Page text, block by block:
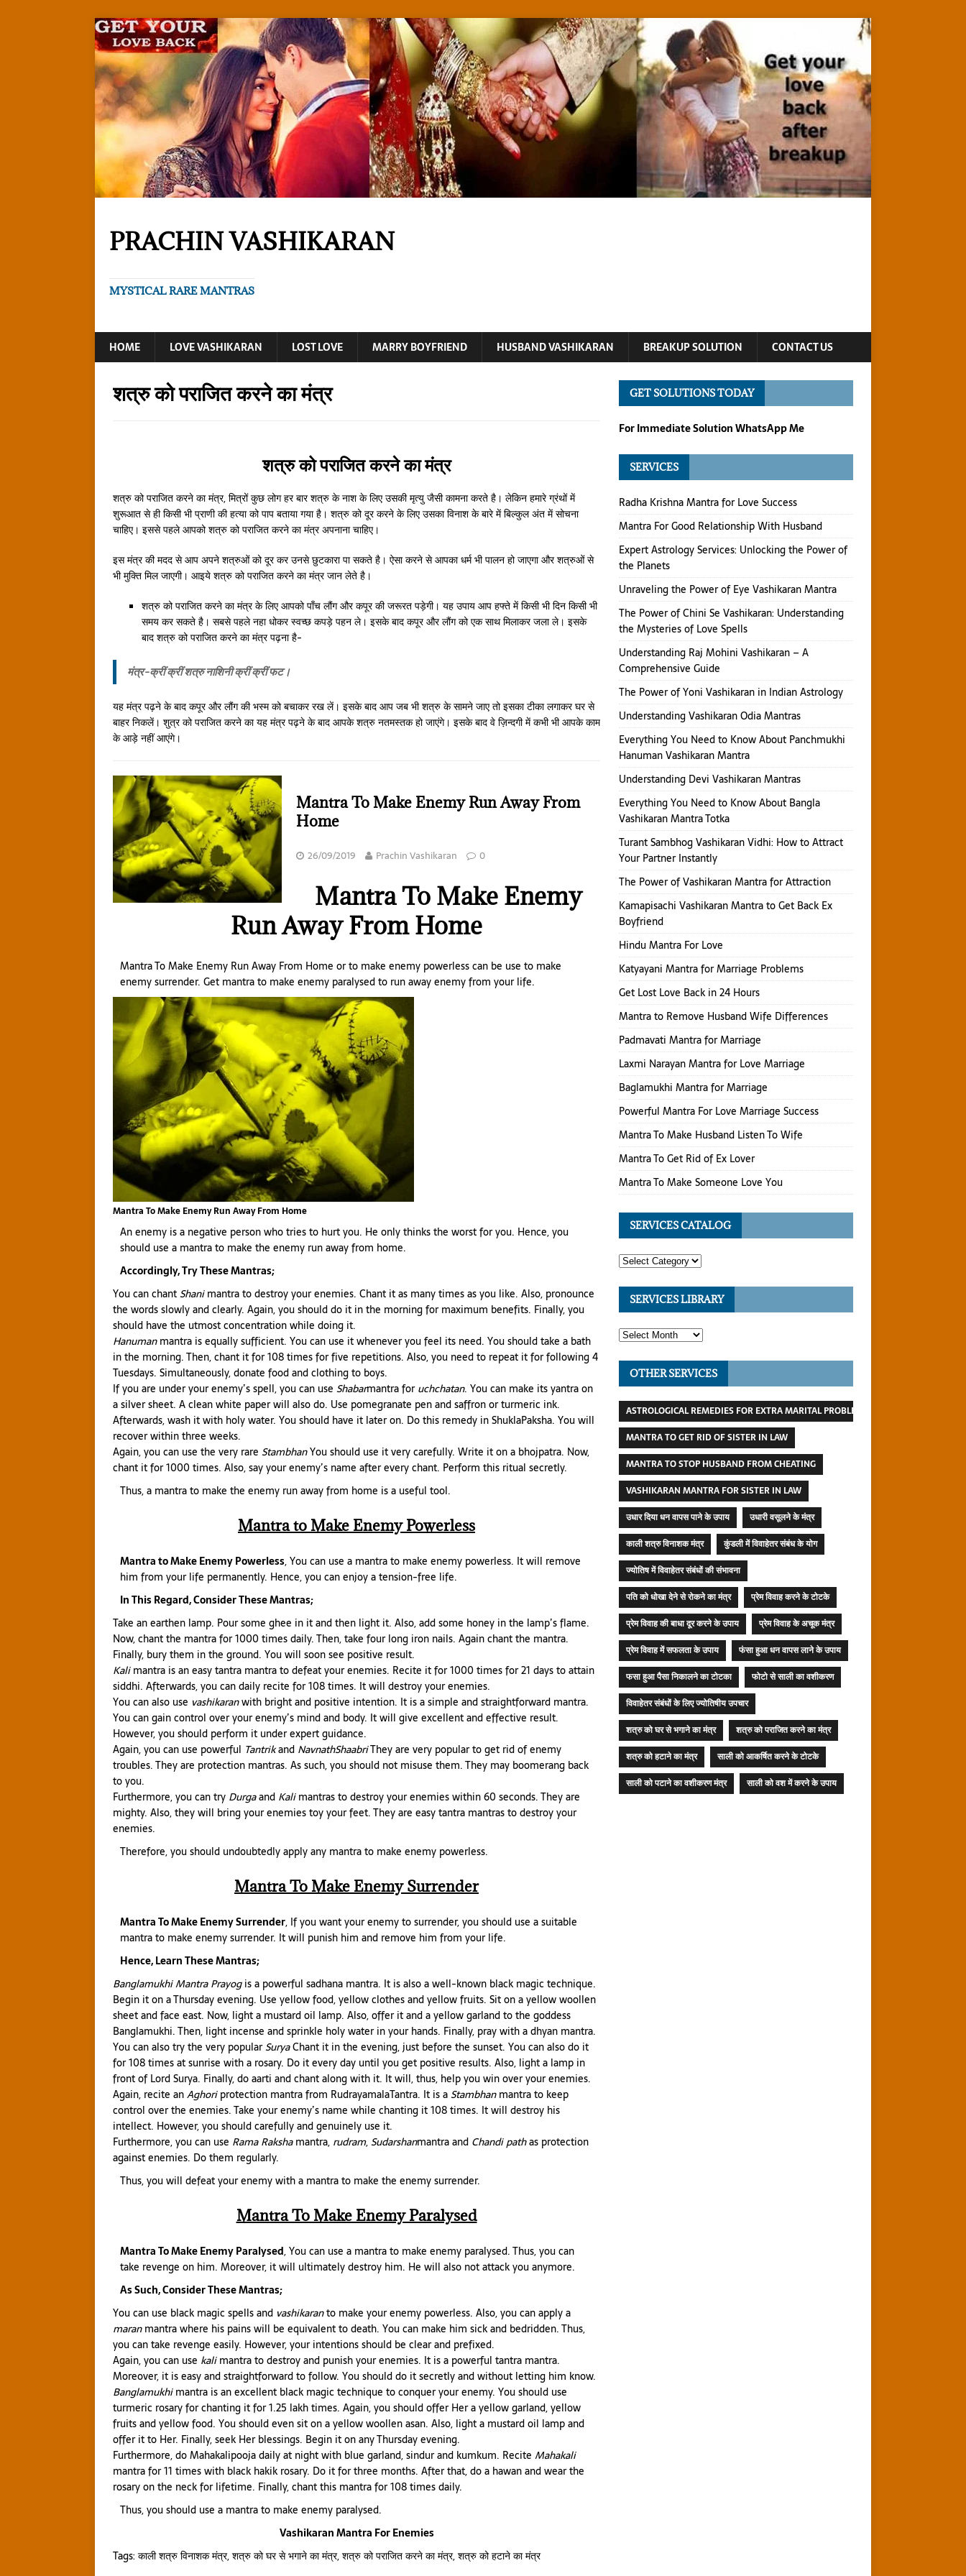
PRACHIN VASHIKARAN
MYSTICAL RARE MANTRAS
HOME LOVE VASHIKARAN LOST LOVE MARRY BOYFRIEND HUSBAND VASHIKARAN BREAKUP SOLUTION CONTACT US
शत्रु को पराजित करने का मंत्र
शत्रु को पराजित करने का मंत्र
शत्रु को पराजित करने का मंत्र, मित्रों कुछ लोग हर बार शत्रु के नाश के लिए उसकी मृत्यु जैसी कामना करते है। लेकिन हमारे ग्रंथों में
शुरूआत से ही किसी भी प्राणी की हत्या को पाप बताया गया है। शत्रु को दूर करने के लिए उसका विनाश के बारे में बिल्कुल अंत में सोचना
चाहिए। इससे पहले आपको शत्रु को पराजित करने का मंत्र अपनाना चाहिए।
इस मंत्र की मदद से आप अपने शत्रुओं को दूर कर उनसे छुटकारा पा सकते है। ऐसा करने से आपका धर्म भी पालन हो जाएगा और शत्रुओं से
भी मुक्ति मिल जाएगी। आइये शत्रु को पराजित करने का मंत्र जान लेते है।
शत्रु को पराजित करने का मंत्र के लिए आपको पाँच लौंग और कपूर की जरूरत पड़ेगी। यह उपाय आप हफ्ते में किसी भी दिन किसी भी
समय कर सकते है। सबसे पहले नहा धोकर स्वच्छ कपड़े पहन ले। इसके बाद कपूर और लौंग को एक साथ मिलाकर जला ले। इसके
बाद शत्रु को पराजित करने का मंत्र पढ़ना है-
मंत्र-क्रीं क्रीं शत्रु नाशिनी क्रीं क्रीं फट।
यह मंत्र पढ़ने के बाद कपूर और लौंग की भस्म को बचाकर रख लें। इसके बाद आप जब भी शत्रु के सामने जाए तो इसका टीका लगाकर घर से
बाहर निकलें। शुत्र को पराजित करने का यह मंत्र पढ़ने के बाद आपके शत्रु नतमस्तक हो जाएंगे। इसके बाद वे ज़िन्दगी में कभी भी आपके काम
के आड़े नहीं आएंगे।
Mantra To Make Enemy Run Away From
Home
26/09/2019 Prachin Vashikaran 0
Mantra To Make Enemy
Run Away From Home
Mantra To Make Enemy Run Away From Home or to make enemy powerless can be use to make
enemy surrender. Get mantra to make enemy paralysed to run away enemy from your life.
Mantra To Make Enemy Run Away From Home
An enemy is a negative person who tries to hurt you. He only thinks the worst for you. Hence, you
should use a mantra to make the enemy run away from home.
Accordingly, Try These Mantras;
You can chantShanimantra to destroy your enemies. Chant it as many times as you like. Also, pronounce
the words slowly and clearly. Again, you should do it in the morning for maximum benefits. Finally, you
should have the utmost concentration while doing it.
Hanumanmantra is equally sufficient. You can use it whenever you feel its need. You should take a bath
in the morning. Then, chant it for 108 times for five repetitions. Also, you need to repeat it for following 4
Tuesdays. Simultaneously, donate food and clothing to boys.
If you are under your enemy’s spell, you can use Shabarmantra foruchchatan. You can make its yantra on
a silver sheet. A clean white paper will also do. Use pomegranate pen and saffron or turmeric ink.
Afterwards, wash it with holy water. You should have it later on. Do this remedy in ShuklaPaksha. You will
recover within three weeks.
Again, you can use the very rare StambhanYou should use it very carefully. Write it on a bhojpatra. Now,
chant it for 1000 times. Also, say your enemy’s name after every chant. Perform this ritual secretly.
Thus, a mantra to make the enemy run away from home is a useful tool.
Mantra to Make Enemy Powerless
Mantra to Make Enemy Powerless, You can use a mantra to make enemy powerless. It will remove
him from your life permanently. Hence, you can enjoy a tension-free life.
In This Regard, Consider These Mantras;
Take an earthen lamp. Pour some ghee in it and then light it. Also, add some honey in the lamp’s flame.
Now, chant the mantra for 1000 times daily. Then, take four long iron nails. Again chant the mantra.
Finally, bury them in the ground. You will soon see positive result.
Kalimantra is an easy tantra mantra to defeat your enemies. Recite it for 1000 times for 21 days to attain
siddhi. Afterwards, you can daily recite for 108 times. It will destroy your enemies.
You can also use vashikaranwith bright and positive intention. It is a simple and straightforward mantra.
You can gain control over your enemy’s mind and body. It will give excellent and effective result.
However, you should perform it under expert guidance.
Again, you can use powerful Tantrikand NavnathShaabriThey are very popular to get rid of enemy
troubles. They are protection mantras. As such, you should not misuse them. They may boomerang back
to you.
Furthermore, you can try Durgaand Kalimantras to destroy your enemies within 60 seconds. They are
mighty. Also, they will bring your enemies toy your feet. They are easy tantra mantras to destroy your
enemies.
Therefore, you should undoubtedly apply any mantra to make enemy powerless.
Mantra To Make Enemy Surrender
Mantra To Make Enemy Surrender, If you want your enemy to surrender, you should use a suitable
mantra to make enemy surrender. It will punish him and remove him from your life.
Hence, Learn These Mantras;
Banglamukhi Mantra Prayogis a powerful sadhana mantra. It is also a well-known black magic technique.
Begin it on a Thursday evening. Use yellow food, yellow clothes and yellow fruits. Sit on a yellow woollen
sheet and face east. Now, light a mustard oil lamp. Also, offer it and a yellow garland to the goddess
Banglamukhi. Then, light incense and sprinkle holy water in your hands. Finally, pray with a dhyan mantra.
You can also try the very popularSuryaChant it in the evening, just before the sunset. You can also do it
for 108 times at sunrise with a rosary. Do it every day until you get positive results. Also, light a lamp in
front of Lord Surya. Finally, do aarti and chant along with it. It will, thus, help you win over your enemies.
Again, recite anAghoriprotection mantra from RudrayamalaTantra. It is aStambhanmantra to keep
control over the enemies. Take your enemy’s name while chanting it 108 times. It will destroy his
intellect. However, you should carefully and genuinely use it.
Furthermore, you can use Rama Rakshamantra, rudram,Sudarshanmantra and Chandi pathas protection
against enemies. Do them regularly.
Thus, you will defeat your enemy with a mantra to make the enemy surrender.
Mantra To Make Enemy Paralysed
Mantra To Make Enemy Paralysed, You can use a mantra to make enemy paralysed. Thus, you can
take revenge on him. Moreover, it will ultimately destroy him. He will also not attack you anymore.
As Such, Consider These Mantras;
You can use black magic spells and vashikaranto make your enemy powerless. Also, you can apply a
maranmantra where his pains will be equivalent to death. You can make him sick and bedridden. Thus,
you can take revenge easily. However, your intentions should be clear and prefixed.
Again, you can use kalimantra to destroy and punish your enemies. It is a powerful tantra mantra.
Moreover, it is easy and straightforward to follow. You should do it secretly and without letting him know.
Banglamukhimantra is an excellent black magic technique to conquer your enemy. You should use
turmeric rosary for chanting it for 1.25 lakh times. Again, you should offer Her a yellow garland, yellow
fruits and yellow food. You should even sit on a yellow woollen asan. Also, light a mustard oil lamp and
offer it to Her. Finally, seek Her blessings. Begin it on any Thursday evening.
Furthermore, do Mahakalipooja daily at night with blue garland, sindur and kumkum. Recite Mahakali
mantra for 11 times with black hakik rosary. Do it for three months. After that, do a hawan and wear the
rosary on the neck for lifetime. Finally, chant this mantra for 108 times daily.
Thus, you should use a mantra to make enemy paralysed.
Vashikaran Mantra For Enemies
Tags: काली शत्रु विनाशक मंत्र,शत्रु को घर से भगाने का मंत्र,शत्रु को पराजित करने का मंत्र,शत्रु को हटाने का मंत्र
GET SOLUTIONS TODAY
For Immediate Solution WhatsApp Me
SERVICES
Radha Krishna Mantra for Love Success
Mantra For Good Relationship With Husband
Expert Astrology Services: Unlocking the Power of
the Planets
Unraveling the Power of Eye Vashikaran Mantra
The Power of Chini Se Vashikaran: Understanding
the Mysteries of Love Spells
Understanding Raj Mohini Vashikaran – A
Comprehensive Guide
The Power of Yoni Vashikaran in Indian Astrology
Understanding Vashikaran Odia Mantras
Everything You Need to Know About Panchmukhi
Hanuman Vashikaran Mantra
Understanding Devi Vashikaran Mantras
Everything You Need to Know About Bangla
Vashikaran Mantra Totka
Turant Sambhog Vashikaran Vidhi: How to Attract
Your Partner Instantly
The Power of Vashikaran Mantra for Attraction
Kamapisachi Vashikaran Mantra to Get Back Ex
Boyfriend
Hindu Mantra For Love
Katyayani Mantra for Marriage Problems
Get Lost Love Back in 24 Hours
Mantra to Remove Husband Wife Differences
Padmavati Mantra for Marriage
Laxmi Narayan Mantra for Love Marriage
Baglamukhi Mantra for Marriage
Powerful Mantra For Love Marriage Success
Mantra To Make Husband Listen To Wife
Mantra To Get Rid of Ex Lover
Mantra To Make Someone Love You
SERVICES CATALOG
SERVICES LIBRARY
OTHER SERVICES
ASTROLOGICAL REMEDIES FOR EXTRA MARITAL PROBLEMS
MANTRA TO GET RID OF SISTER IN LAW
MANTRA TO STOP HUSBAND FROM CHEATING
VASHIKARAN MANTRA FOR SISTER IN LAW
उधार दिया धन वापस पाने के उपाय
उधारी वसूलने के मंत्र
काली शत्रु विनाशक मंत्र
कुंडली में विवाहेतर संबंध के योग
ज्योतिष में विवाहेतर संबंधों की संभावना
पति को धोखा देने से रोकने का मंत्र
प्रेम विवाह करने के टोटके
प्रेम विवाह की बाधा दूर करने के उपाय
प्रेम विवाह के अचूक मंत्र
प्रेम विवाह में सफलता के उपाय
फंसा हुआ धन वापस लाने के उपाय
फसा हुआ पैसा निकालने का टोटका
फोटो से साली का वशीकरण
विवाहेतर संबंधों के लिए ज्योतिषीय उपचार
शत्रु को घर से भगाने का मंत्र
शत्रु को पराजित करने का मंत्र
शत्रु को हटाने का मंत्र
साली को आकर्षित करने के टोटके
साली को पटाने का वशीकरण मंत्र
साली को वश में करने के उपाय